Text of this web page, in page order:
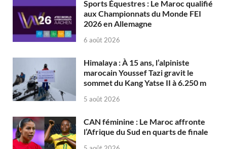
Sports Équestres : Le Maroc qualifié
aux Championnats du Monde FEI
2026 en Allemagne
6 août 2026
Himalaya : À 15 ans, l’alpiniste
marocain Youssef Tazi gravit le
sommet du Kang Yatse II à 6.250 m
5 août 2026
CAN féminine : Le Maroc affronte
l’Afrique du Sud en quarts de finale